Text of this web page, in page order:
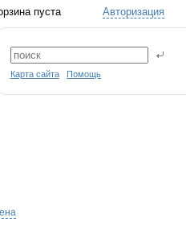
Авторизация
пуста
Карта сайта Помощь